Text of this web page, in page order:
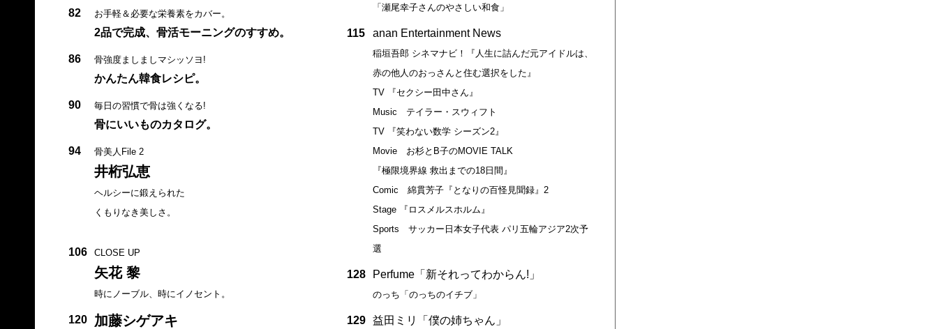
82 お手軽＆必要な栄養素をカバー。
2品で完成、骨活モーニングのすすめ。
86 骨強度ましましマシッソヨ!
かんたん韓食レシピ。
90 毎日の習慣で骨は強くなる!
骨にいいものカタログ。
94 骨美人File 2
井桁弘恵
ヘルシーに鍛えられた
くもりなき美しさ。
106 CLOSE UP
矢花 黎
時にノーブル、時にイノセント。
120 加藤シゲアキ
「瀬尾幸子さんのやさしい和食」
115 anan Entertainment News
稲垣吾郎 シネマナビ！『人生に詰んだ元アイドルは、
赤の他人のおっさんと住む選択をした』
TV 『セクシー田中さん』
Music テイラー・スウィフト
TV 『笑わない数学 シーズン2』
Movie お杉とB子のMOVIE TALK
『極限境界線 救出までの18日間』
Comic 綿貫芳子『となりの百怪見聞録』2
Stage 『ロスメルスホルム』
Sports サッカー日本女子代表 パリ五輪アジア2次予
選
128 Perfume「新それってわからん!」
のっち「のっちのイチブ」
129 益田ミリ「僕の姉ちゃん」